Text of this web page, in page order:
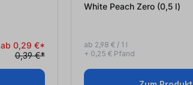
ab 0,29 €*
0,39 €*
White Peach Zero (0,5 l)
ab 2,98 € / 1 l
+ 0,25 € Pfand